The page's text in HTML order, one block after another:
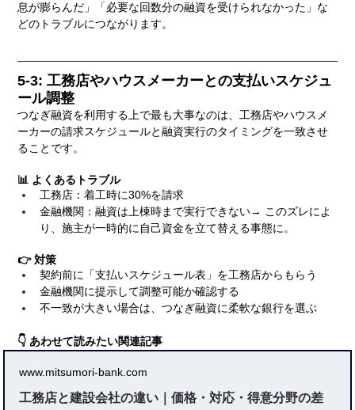
息が膨らんだ」「必要な回数分の融資を受けられなかった」な
どのトラブルにつながります。
5-3: 工務店やハウスメーカーとの支払いスケジュ
ール調整
つなぎ融資を利用する上で最も大事なのは、工務店やハウスメ
ーカーの請求スケジュールと融資実行のタイミングを一致させ
ることです。
📊 よくあるトラブル
工務店：着工時に30%を請求
金融機関：融資は上棟時まで実行できない→ このズレによ
り、施主が一時的に自己資金を立て替える事態に。
👉 対策
契約前に「支払いスケジュール表」を工務店からもらう
金融機関に提示して調整可能か確認する
不一致が大きい場合は、つなぎ融資に柔軟な銀行を選ぶ
👇 あわせて読みたい関連記事
www.mitsumori-bank.com
工務店と建設会社の違い｜価格・対応・得意分野の差